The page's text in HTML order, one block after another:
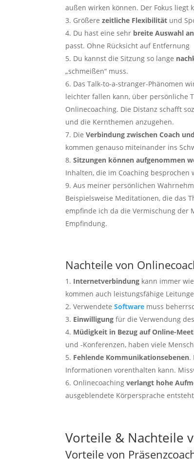
außen wirken können. Der Fokus liegt
Größerezeitliche Flexibilität und
Du hast eine sehr breite Auswahl
passt. Ohne Rücksicht auf Entfernung
Du kannst die Sitzung so lange
„schmeißen“ muss.
Das Talk-to-a-stranger-Phänomen
leichter fallen kann, über persönliche
Onlinecoaching. Die Distanz schafft
und die Kernthemen anzugehen.
DieVerbindung zwischen Coach
kommen genauso miteinander ins
Sitzungen können aufgenommen
Inhalten, die im Coaching besprochen
Aus meiner persönlichen
Beispielsweise Meditationen, die das
empfinde ich da die Vermischung der
Empfindung.
Nachteile von
Internetverbindung kann immer
kommen auch leistungsfähige
VerwendeteSoftware muss
Einwilligung für die Verwendung
Müdigkeit in Bezug auf Online-
und -Konferenzen, haben viele
Fehlende Kommunikationsebenen.
Informationen vorenthalten kann.
Onlinecoachingverlangt hohe
ausgeblendete Körpersprache
Vorteile & Nachteile
Vorteile von